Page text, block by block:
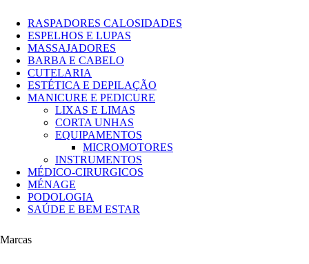
RASPADORES CALOSIDADES
ESPELHOS E LUPAS
MASSAJADORES
BARBA E CABELO
CUTELARIA
ESTÉTICA E DEPILAÇÃO
MANICURE E PEDICURE
LIXAS E LIMAS
CORTA UNHAS
EQUIPAMENTOS
MICROMOTORES
INSTRUMENTOS
MÉDICO-CIRURGICOS
MÉNAGE
PODOLOGIA
SAÚDE E BEM ESTAR
Marcas